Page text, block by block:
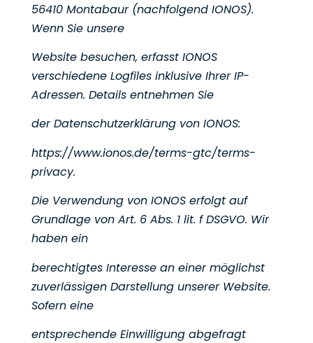
56410 Montabaur (nachfolgend IONOS).
Wenn Sie unsere
Website besuchen, erfasst IONOS
verschiedene Logfiles inklusive Ihrer IP-
Adressen. Details entnehmen Sie
der Datenschutzerklärung von IONOS:
https://www.ionos.de/terms-gtc/terms-
privacy.
Die Verwendung von IONOS erfolgt auf
Grundlage von Art. 6 Abs. 1 lit. f DSGVO. Wir
haben ein
berechtigtes Interesse an einer möglichst
zuverlässigen Darstellung unserer Website.
Sofern eine
entsprechende Einwilligung abgefragt